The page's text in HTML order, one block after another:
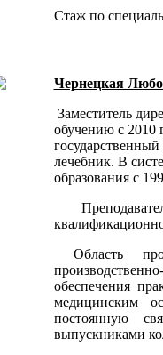
Стаж по
Чернецкая
Заместитель
обучению с 2010
лечебник. В
образования с
Область
обеспечения
медицинским
постоянную
выпускниками